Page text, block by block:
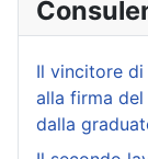
Il vincitore
alla firma
dalla